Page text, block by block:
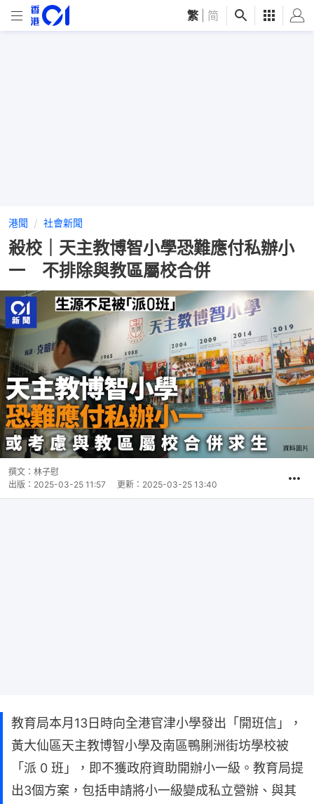
繁 简
港聞 社會新聞
殺校｜天主教博智小學恐難應付私辦小
一 不排除與教區屬校合併
撰文： 林子慰
出版： 2025-03-25 11:57 更新： 2025-03-25 13:40
教育局本月13日時向全港官津小學發出「開班信」，
黃大仙區天主教博智小學及南區鴨脷洲街坊學校被
「派 0 班」，即不獲政府資助開辦小一級。教育局提
出3個方案，包括申請將小一級變成私立營辦、與其